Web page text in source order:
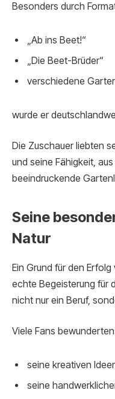
Besonders durch
„Ab ins Beet!“
„Die Beet-Brüder“
verschiedene
wurde er
Die Zuschauer liebten
und seine Fähigkeit,
beeindruckende
Seine
Natur
Ein Grund für den
echte Begeisterung für
nicht nur ein Beruf,
Viele Fans
seine kreativen
seine